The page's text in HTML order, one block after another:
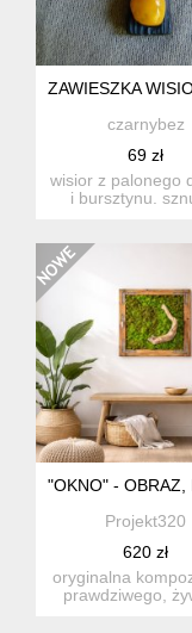
ZAWIESZKA
czarnybez
69 zł
wisior z palonego
i bursztynu.
"OKNO" - OBRAZ,
Projekt320
620 zł
oryginalna
prawdziwego,